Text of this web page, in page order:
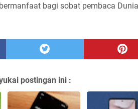
bagi sobat pembaca
postingan ini :